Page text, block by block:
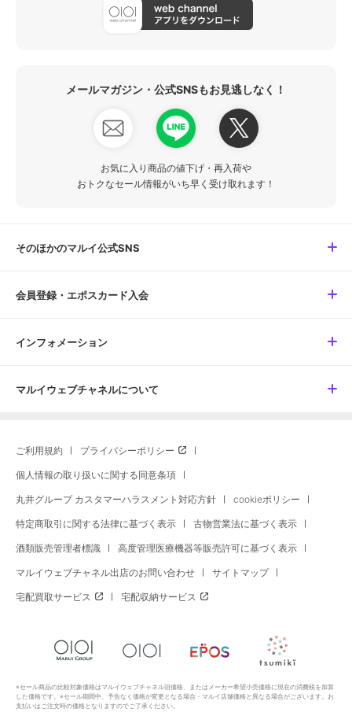
メールマガジン・公式SNSもお見逃しなく！
お気に入り商品の値下げ・再入荷や
おトクなセール情報がいち早く受け取れます！
そのほかのマルイ公式SNS
会員登録・エポスカード入会
インフォメーション
マルイウェブチャネルについて
ご利用規約 プライバシーポリシー
個人情報の取り扱いに関する同意条項
丸井グループ カスタマーハラスメント対応方針 cookieポリシー
特定商取引に関する法律に基づく表示 古物営業法に基づく表示
酒類販売管理者標識 高度管理医療機器等販売許可に基づく表示
マルイウェブチャネル出店のお問い合わせ サイトマップ
宅配買取サービス 宅配収納サービス
※セール商品の比較対象価格はマルイウェブチャネル旧価格、またはメーカー希望小売価格に現在の消費税を加算
した価格です。※セール期間中、予告なく価格が変更となる場合・マルイ店舗価格と異なる場合がございます。お
支払いはご注文時の価格となりますのでご了承ください。